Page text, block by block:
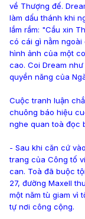
về Thượng đế.
làm dấu thánh khi
lầm rầm: "Cầu xin
có cái gì nằm ngoài
hình ảnh của một
cao. Coi Dream
quyền năng của
Cuộc tranh luận
chuông báo hiệu
nghe quan toà đọc
- Sau khi căn cứ
trang của Công tố
can. Toà đã buộc
27, đường Maxell
một năm tù giam vì
tự nơi công cộng.